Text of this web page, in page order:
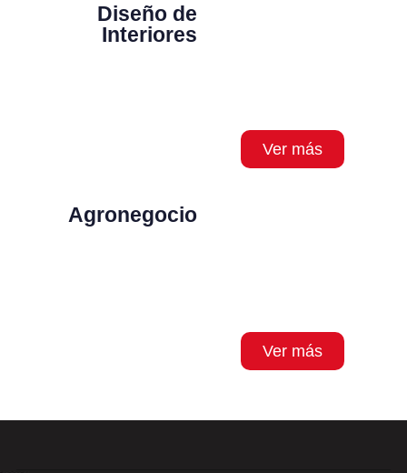
Diseño de
Interiores
Ver más
Agronegocio
Ver más